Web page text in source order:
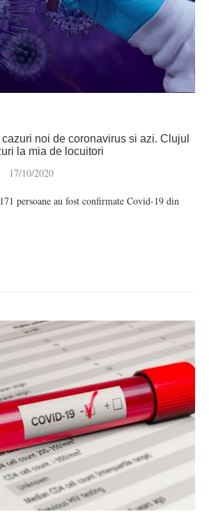
noi de coronavirus si azi. Clujul
la mia de locuitori
17/10/2020
persoane au fost confirmate Covid-19 din